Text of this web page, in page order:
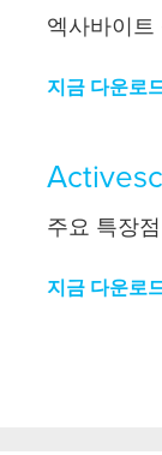
엑사바이
지금 다운로
주요 특장점
지금 다운로